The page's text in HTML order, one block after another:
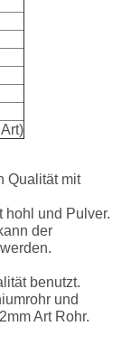
Qualität mit
hohl und Pulver.
der
benutzt.
und
Art Rohr.